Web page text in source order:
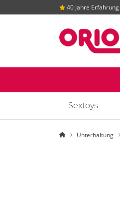
40 Jahre Erfahrung
Sextoys
StartseiteUnterhaltung